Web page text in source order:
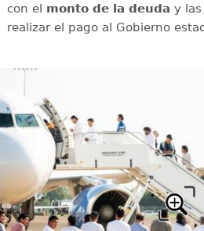
con el monto de la deuda y
realizar el pago al Gobierno